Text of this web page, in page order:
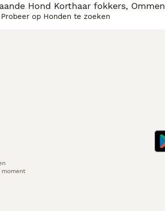
Hond Korthaar fokkers,
Probeer op Honden te zoeken